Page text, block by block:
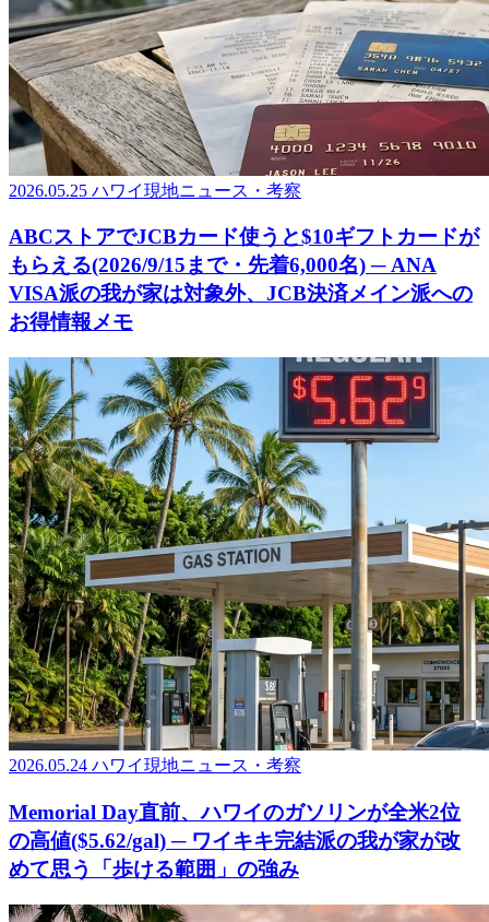
2026.05.25 ハワイ現地ニュース・考察
ABCストアでJCBカード使うと$10ギフトカードが
もらえる(2026/9/15まで・先着6,000名) ─ ANA
VISA派の我が家は対象外、JCB決済メイン派への
お得情報メモ
2026.05.24 ハワイ現地ニュース・考察
Memorial Day直前、ハワイのガソリンが全米2位
の高値($5.62/gal) ─ ワイキキ完結派の我が家が改
めて思う「歩ける範囲」の強み